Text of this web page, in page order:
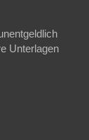
Unterlagen